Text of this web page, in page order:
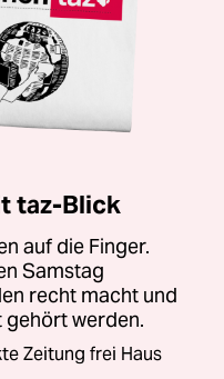
taz-Blick
auf die Finger.
Samstag
recht macht und
gehört werden.
Zeitung frei Haus